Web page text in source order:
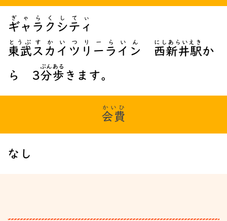
ギャラクシティ
ぎゃらくしてぃ
東武
とうぶ
スカイツリーライン
すかいつりーらいん
西新井駅
にしあらいえき
か
ら 3分
ぷん
歩
ある
きます。
会費
かいひ
なし